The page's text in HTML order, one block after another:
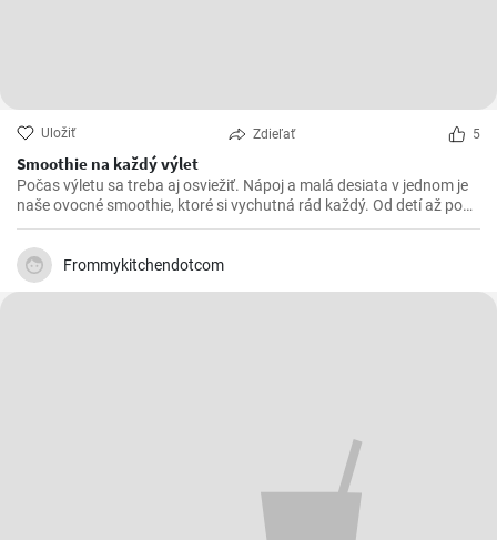
Uložiť Zdieľať 5
Smoothie na každý výlet
Počas výletu sa treba aj osviežiť. Nápoj a malá desiata v jednom je
naše ovocné smoothie, ktoré si vychutná rád každý. Od detí až po
dospelých.
Frommykitchendotcom